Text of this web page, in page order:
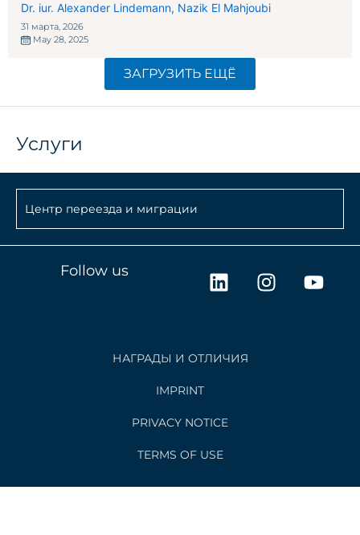
Dr. iur. Alexander Lindemann, Nazik El Mahjoubi
31 марта, 2026
May 28, 2025
ЗАГРУЗИТЬ ЕЩЁ
Услуги
Центр переезда и миграции
Follow us
L
i
e
I
n
Y
o
НАГРАДЫ И ОТЛИЧИЯ
IMPRINT
PRIVACY NOTICE
TERMS OF USE